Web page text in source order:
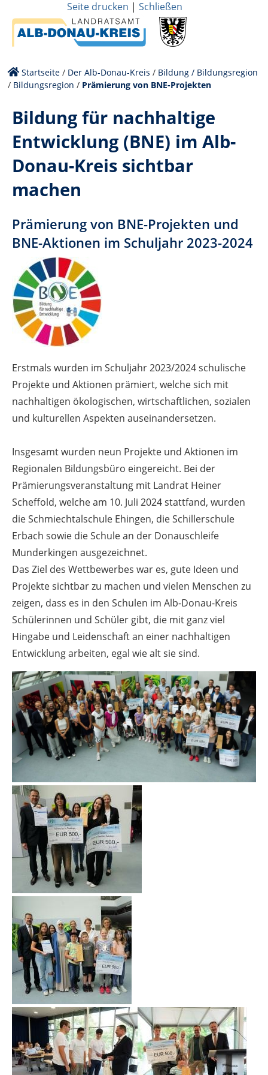
Seite drucken | Schließen
Startseite / Der Alb-Donau-Kreis / Bildung / Bildungsregion
/ Bildungsregion / Prämierung von BNE-Projekten
Bildung für nachhaltige
Entwicklung (BNE) im Alb-
Donau-Kreis sichtbar
machen
Prämierung von BNE-Projekten und
BNE-Aktionen im Schuljahr 2023-2024
Erstmals wurden im Schuljahr 2023/2024 schulische
Projekte und Aktionen prämiert, welche sich mit
nachhaltigen ökologischen, wirtschaftlichen, sozialen
und kulturellen Aspekten auseinandersetzen.
Insgesamt wurden neun Projekte und Aktionen im
Regionalen Bildungsbüro eingereicht. Bei der
Prämierungsveranstaltung mit Landrat Heiner
Scheffold, welche am 10. Juli 2024 stattfand, wurden
die Schmiechtalschule Ehingen, die Schillerschule
Erbach sowie die Schule an der Donauschleife
Munderkingen ausgezeichnet.
Das Ziel des Wettbewerbes war es, gute Ideen und
Projekte sichtbar zu machen und vielen Menschen zu
zeigen, dass es in den Schulen im Alb-Donau-Kreis
Schülerinnen und Schüler gibt, die mit ganz viel
Hingabe und Leidenschaft an einer nachhaltigen
Entwicklung arbeiten, egal wie alt sie sind.